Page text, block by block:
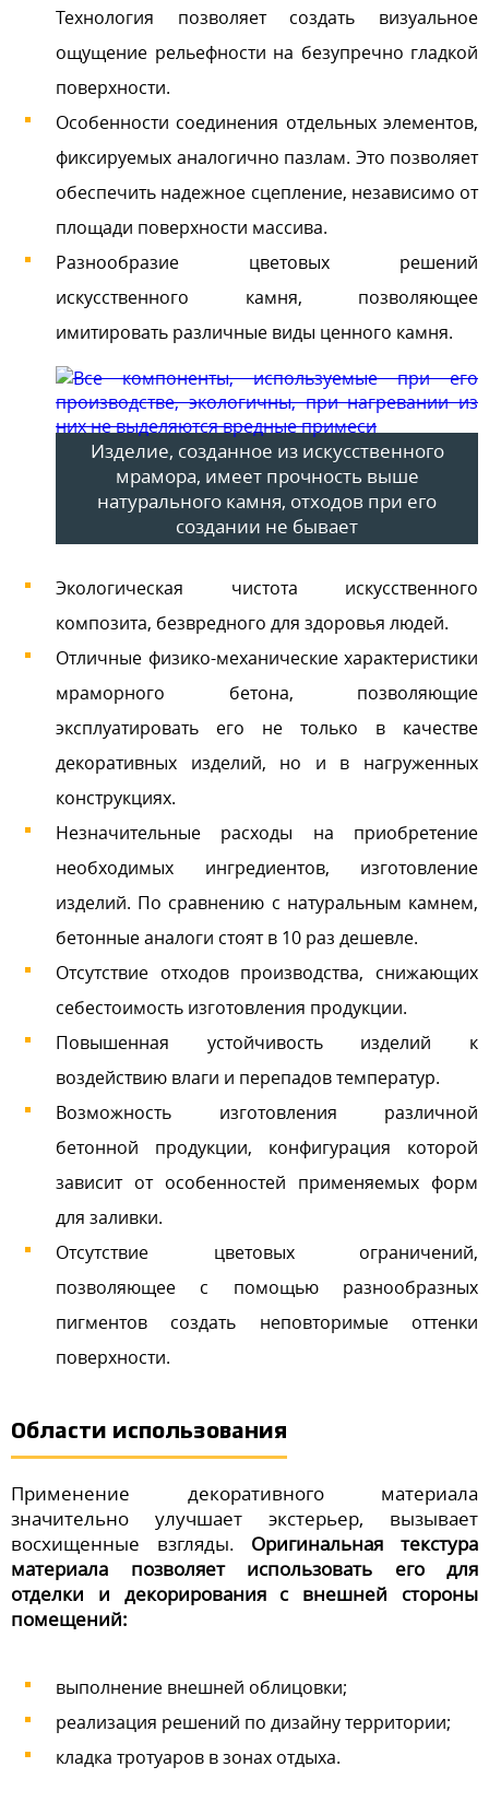
Технология позволяет создать визуальное
ощущение рельефности на безупречно гладкой
поверхности.
Особенности соединения отдельных элементов,
фиксируемых аналогично пазлам. Это позволяет
обеспечить надежное сцепление, независимо от
площади поверхности массива.
Разнообразие цветовых решений
искусственного камня, позволяющее
имитировать различные виды ценного камня.
Изделие, созданное из искусственного
мрамора, имеет прочность выше
натурального камня, отходов при его
создании не бывает
Экологическая чистота искусственного
композита, безвредного для здоровья людей.
Отличные физико-механические характеристики
мраморного бетона, позволяющие
эксплуатировать его не только в качестве
декоративных изделий, но и в нагруженных
конструкциях.
Незначительные расходы на приобретение
необходимых ингредиентов, изготовление
изделий. По сравнению с натуральным камнем,
бетонные аналоги стоят в 10 раз дешевле.
Отсутствие отходов производства, снижающих
себестоимость изготовления продукции.
Повышенная устойчивость изделий к
воздействию влаги и перепадов температур.
Возможность изготовления различной
бетонной продукции, конфигурация которой
зависит от особенностей применяемых форм
для заливки.
Отсутствие цветовых ограничений,
позволяющее с помощью разнообразных
пигментов создать неповторимые оттенки
поверхности.
Области использования
Применение декоративного материала
значительно улучшает экстерьер, вызывает
восхищенные взгляды. Оригинальная текстура
материала позволяет использовать его для
отделки и декорирования с внешней стороны
помещений:
выполнение внешней облицовки;
реализация решений по дизайну территории;
кладка тротуаров в зонах отдыха.